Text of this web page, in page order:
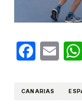
CANARIAS